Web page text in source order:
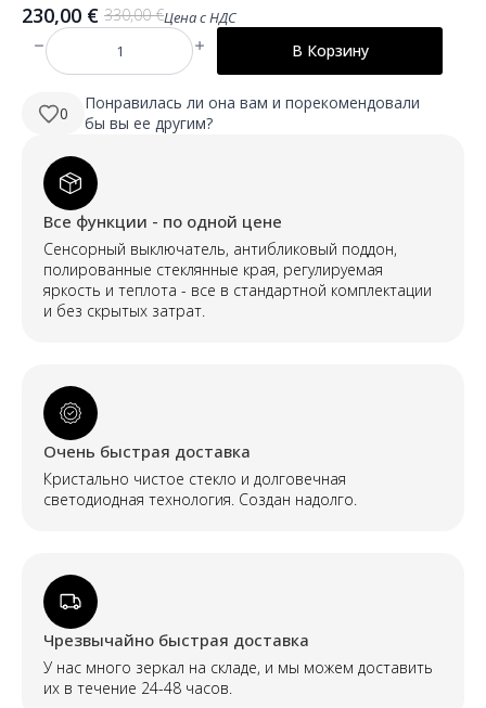
330,00€
Первоначальная
цена
составляла
330,00 €.
230,00 €
Текущая
цена:
230,00 €.
Цена с НДС
Количество
товара
500×1600
mm
pilna
ar
fona
apgaismojumu
В Корзину
0
Понравилась ли она вам и порекомендовали
бы вы ее другим?
Все функции - по одной цене
Сенсорный выключатель, антибликовый поддон,
полированные стеклянные края, регулируемая
яркость и теплота - все в стандартной комплектации
и без скрытых затрат.
Очень быстрая доставка
Кристально чистое стекло и долговечная
светодиодная технология. Создан надолго.
Чрезвычайно быстрая доставка
У нас много зеркал на складе, и мы можем доставить
их в течение 24-48 часов.